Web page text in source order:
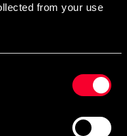
from your use